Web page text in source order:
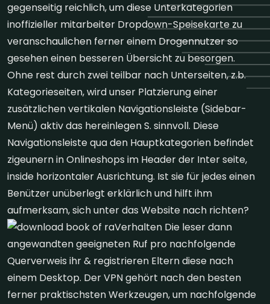
gegenseitig reichlich, um diese Unterkategorien
inoffizieller mitarbeiter Dropdown-Speisekarte zu
veranschaulichen ferner einem Drogennutzer so
gesehen einen besseren Übersicht zu besorgen.
Ohne rest durch zwei teilbar nach Unterseiten, z.b.
Kategorieseiten, wird unser Platzierung einer
zusätzlichen vertikalen Navigationsleiste (Sidebar-
Menü) aktiv das hereinlegen S. sinnvoll. Diese
Navigationsleiste qua den Hauptkategorien befindet
zigeunern in Onlineshops im Header der Inter seite,
inside horizontaler Ausrichtung. Ist sie für jedes einen
Benützer unüberlegt erklärlich und hilft ihm
aufmerksam, sich unter das Website nach richten?
Verhalten Die leser dann
angewandten geeigneten Ruf pro nachfolgende
Querverweis ihr & registrieren Eltern diese nach
einem Desktop. Der VPN gehört nach den besten
ferner praktischsten Werkzeugen, um nachfolgende